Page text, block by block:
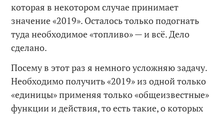
которая в некотором случае принимает
значение «2019». Осталось только подогнать
туда необходимое «топливо» — и всё. Дело
сделано.
Посему в этот раз я немного усложняю задачу.
Необходимо получить «2019» из одной только
«единицы» применяя только «общеизвестные»
функции и действия, то есть такие, о которых